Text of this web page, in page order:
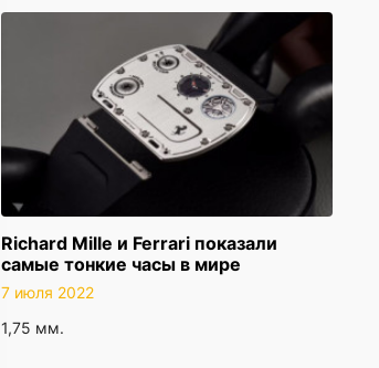
Richard Mille и Ferrari показали
самые тонкие часы в мире
7 июля 2022
1,75 мм.